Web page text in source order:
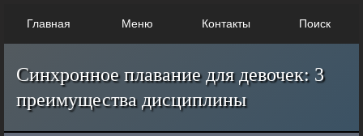
Главная Меню Контакты Поиск
Синхронное плавание для девочек: 3
преимущества дисциплины